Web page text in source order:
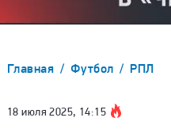
Главная Футбол РПЛ
18 июля 2025, 14:15